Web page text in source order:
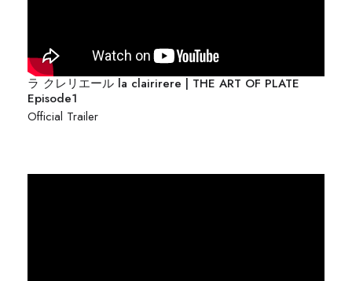
ラ クレリエール la clairirere | THE ART OF PLATE
Episode1
Official Trailer